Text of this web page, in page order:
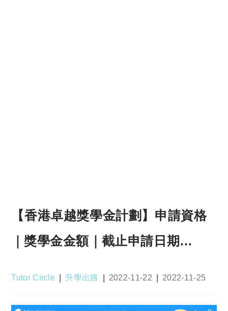
【香港卓越獎學金計劃】申請資格
｜獎學金金額｜截止申請日期…
Post
Tutor Circle
Post
升學出路
Post
2022-11-22
Post
2022-11-25